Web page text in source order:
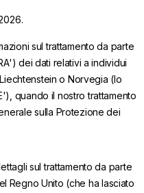
sul trattamento da parte
dei dati relativi a individui
o Norvegia (lo
quando il nostro trattamento
sulla Protezione dei
sul trattamento da parte
Regno Unito (che ha lasciato